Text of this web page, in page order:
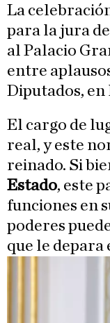
La
para la jura
al Palacio
entre
Diputados,
El cargo de
real, y este
reinado. Si
Estado, este
funciones en
poderes
que le depara